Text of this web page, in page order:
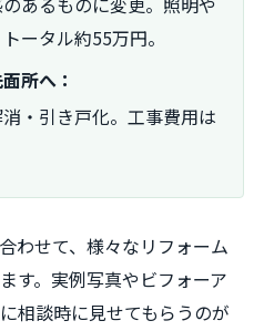
ータル約55万円。
所へ：
・引き戸化。工事費用は
わせて、様々なリフォーム
す。実例写真やビフォーア
相談時に見せてもらうのが